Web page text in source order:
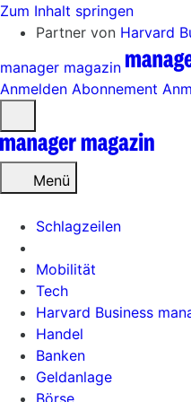
Zum Inhalt springen
Partner von Harvard
manager magazin
Anmelden Abonnement
öffnen
Menü
Schlagzeilen
Mobilität
Tech
Harvard Business
Handel
Banken
Geldanlage
Börse